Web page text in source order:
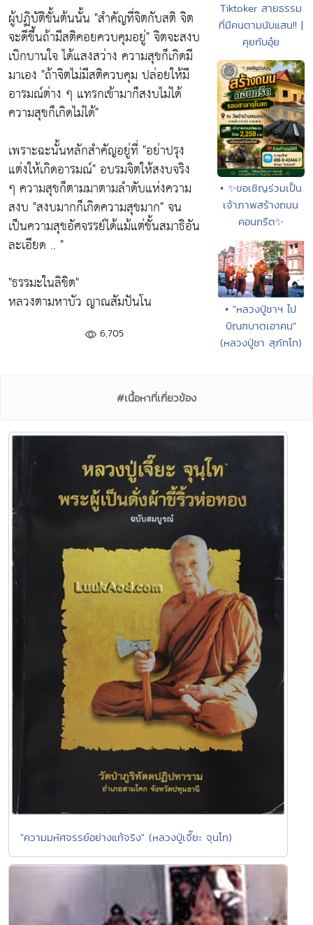
ผู้ปฏิบัติขั้นต้นนั้น "สำคัญที่จิตกับสติ จิต
จะดีขึ้นถ้ามีสติคอยควบคุมอยู่"จิตจะสงบ
เบิกบานใจ ได้แสงสว่าง ความสุขก็เกิดมี
มาเอง "ถ้าจิตไม่มีสติควบคุม ปล่อยให้มี
อารมณ์ต่าง ๆ แทรกเข้ามาก็สงบไม่ได้
ความสุขก็เกิดไม่ได้"
เพราะฉะนั้นหลักสำคัญอยู่ที่ "อย่าปรุง
แต่งให้เกิดอารมณ์"อบรมจิตให้สงบจริง
ๆ ความสุขก็ตามมาตามลำดับแห่งความ
สงบ "สงบมากก็เกิดความสุขมาก"จน
เป็นความสุขอัศจรรย์ได้แม้แต่ขั้นสมาธิอัน
ละเอียด .. "
"ธรรมะในลิขิต"
หลวงตามหาบัว ญาณสัมปันโน
6,705
Tiktoker สายธรรม
ที่มีคนตามนับแสน!! |
คุยกับอุ๋ย
• ✨ขอเชิญร่วมเป็น
เจ้าภาพสร้างถนน
คอนกรีต✨
• "หลวงปู่ชาฯ ไป
บิณฑบาตเอาคน"
(หลวงปู่ชา สุภัทโท)
#เนื้อหาที่เกี่ยวข้อง
"ความมหัศจรรย์อย่างแท้จริง" (หลวงปู่เจี๊ยะ จุนโท)